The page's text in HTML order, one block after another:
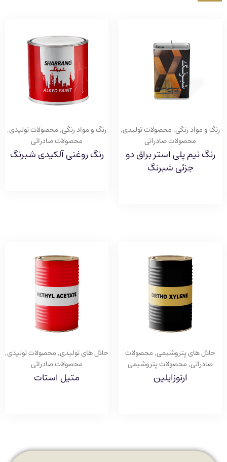
رنگ و مواد رنگی,محصولات تولیدی,
محصولات صادراتی
رنگ نیم پلی استر براق دو
جزئی شبرنگ
رنگ و مواد رنگی,محصولات تولیدی,
محصولات صادراتی
رنگ روغنی آلکیدی شبرنگ
حلال های پتروشیمی,محصولات
صادراتی,محصولات پتروشیمی
ارتوزایلین
حلال های تولیدی,محصولات تولیدی,
محصولات صادراتی
متیل استات